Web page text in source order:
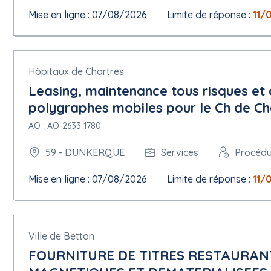
5.1.11 Documents de marché
Conditions de présentation :
Adresse de présentation : https://www.marches-securises.fr
Langues dans lesquelles les offres ou demandes de
Catalogue électronique : Non autorisée
Variantes : Non autorisée
Les soumissionnaires peuvent présenter plusieurs offres : Non
Date limite de réception des offres :
Conditions du marché :
Le marché doit être exécuté dans le cadre de programmes
Facturation en ligne : Requise
Mise en ligne : 07/08/2026 Limite de réponse : 11/
Hôpitaux de Chartres
Leasing, maintenance tous risques
polygraphes mobiles pour le Ch de
AO : AO-2633-1780
59 - DUNKERQUE Services
Mise en ligne : 07/08/2026 Limite de réponse : 11/
Ville de Betton
FOURNITURE DE TITRES